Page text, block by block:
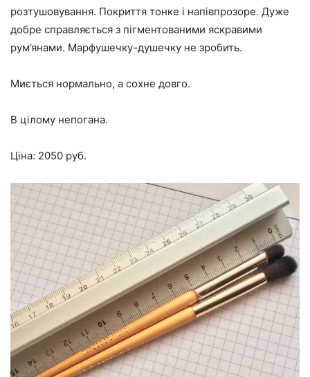
розтушовування. Покриття тонке і напівпрозоре. Дуже
добре справляється з пігментованими яскравими
рум’янами. Марфушечку-душечку не зробить.
Миється нормально, а сохне довго.
В цілому непогана.
Ціна: 2050 руб.